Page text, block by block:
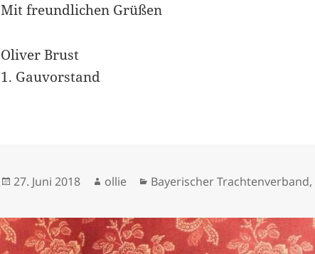
Mit freundlichen Grüßen
Oliver Brust
1. Gauvorstand
Veröffentlicht
27. Juni 2018 Autor
ollie Kategorien
Bayerischer Trachtenverband,